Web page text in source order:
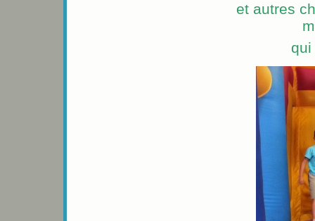
et autres
qui